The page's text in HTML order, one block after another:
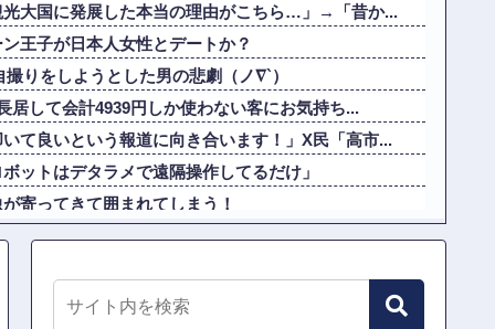
光大国に発展した本当の理由がこちら…」→「昔か...
王子が日本人女性とデートか？
撮りをしようとした男の悲劇（ノ∇`）
居して会計4939円しか使わない客にお気持ち...
いて良いという報道に向き合います！」X民「高市...
ットはデタラメで遠隔操作してるだけ」
寄ってきて囲まれてしまう！
光大国に発展した本当の理由がこちら…」→「昔か...
他